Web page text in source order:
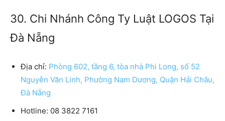
30. Chi Nhánh Công Ty Luật LOGOS Tại
Đà Nẵng
Địa chỉ: Phòng 602, tầng 6, tòa nhà Phi Long, số 52
Nguyễn Văn Linh, Phường Nam Dương, Quận Hải Châu,
Đà Nẵng
Hotline: 08 3822 7161